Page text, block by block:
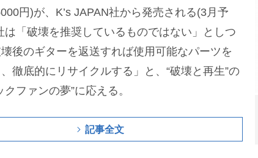
円)が、K’s JAPAN社から発売される(3月予
は「破壊を推奨しているものではない」としつ
後のギターを返送すれば使用可能なパーツを
徹底的にリサイクルする」と、“破壊と再生”の
クファンの夢”に応える。
記事全文